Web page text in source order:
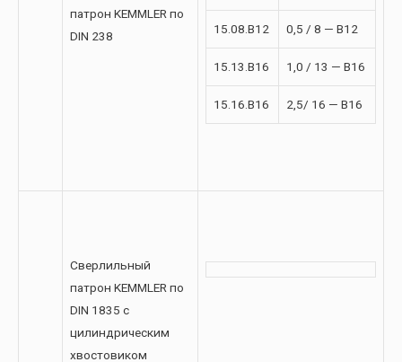
патрон KEMMLER по
DIN 238
15.08.B12 0,5 / 8 — В12
15.13.B16 1,0 / 13 — В16
15.16.B16 2,5/ 16 — В16
Сверлильный
патрон KEMMLER по
DIN 1835 с
цилиндрическим
хвостовиком